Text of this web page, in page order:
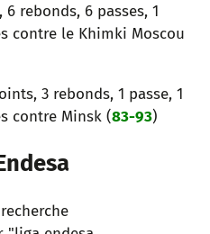
rebonds, 6 passes, 1
contre le Khimki Moscou
3 rebonds, 1 passe, 1
contre Minsk (83-93)